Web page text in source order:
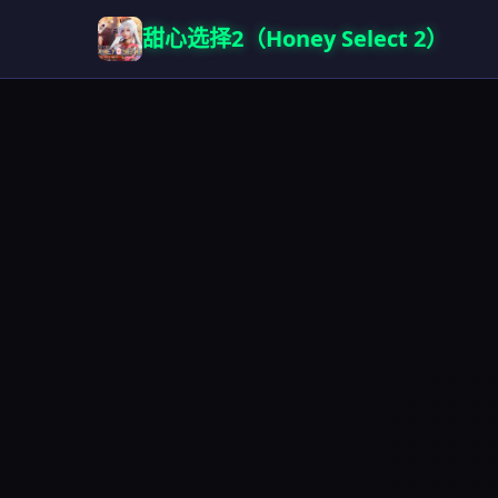
甜心选择2（Honey Select 2）